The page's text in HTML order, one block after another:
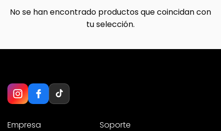
No se han encontrado productos que coincidan con
tu selección.
Empresa
Soporte